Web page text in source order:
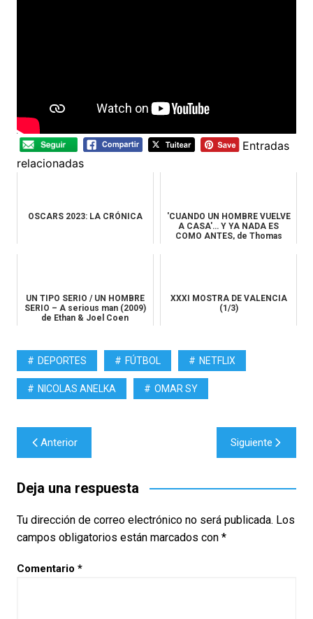
Entradas
relacionadas
OSCARS 2023: LA CRÓNICA
'CUANDO UN HOMBRE VUELVE
A CASA'… Y YA NADA ES
COMO ANTES, de Thomas
UN TIPO SERIO / UN HOMBRE
SERIO – A serious man (2009)
de Ethan & Joel Coen
XXXI MOSTRA DE VALENCIA
(1/3)
DEPORTES FÚTBOL NETFLIX
NICOLAS ANELKA OMAR SY
Navegación
de
entradas
Anterior Siguiente
Deja una respuesta
Tu dirección de correo electrónico no será publicada. Los
campos obligatorios están marcados con *
Comentario *